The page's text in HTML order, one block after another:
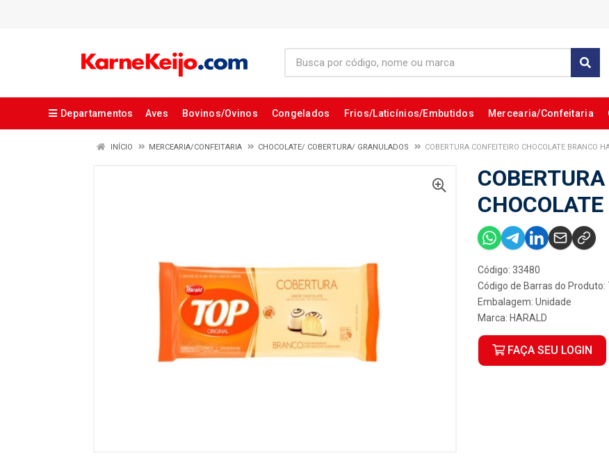
Departamentos Aves Bovinos/Ovinos Congelados Frios/Laticínios/Embutidos Mercearia/Confeitaria
INÍCIO MERCEARIA/CONFEITARIA CHOCOLATE/ COBERTURA/ GRANULADOS COBERTURA CONFEITEIRO CHOCOLATE BRANCO
Código: 33480
Código de Barras do
Embalagem: Unidade
Marca: HARALD
FAÇA SEU LOGIN